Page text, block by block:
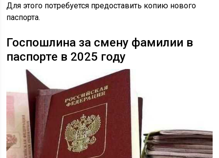
Для этого потребуется предоставить копию нового
паспорта.
Госпошлина за смену фамилии в
паспорте в 2025 году